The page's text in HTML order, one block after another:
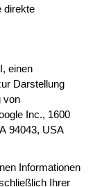
direkte
einen
Darstellung
von
Inc., 1600
94043, USA
Informationen
Ihrer